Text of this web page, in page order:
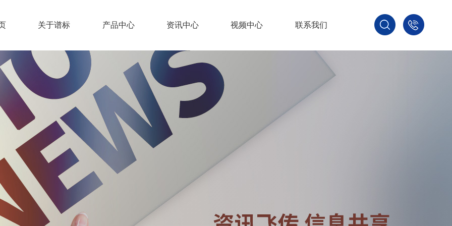
3875
关于谱标 产品中心 资讯中心 视频中心 联系我们